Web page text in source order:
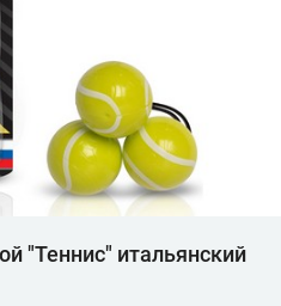
"Теннис" итальянский